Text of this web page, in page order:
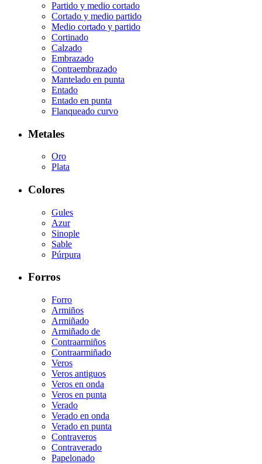
Partido y medio cortado
Cortado y medio partido
Medio cortado y partido
Cortinado
Calzado
Embrazado
Contraembrazado
Mantelado en punta
Entado
Entado en punta
Flanqueado curvo
Metales
Oro
Plata
Colores
Gules
Azur
Sinople
Sable
Púrpura
Forros
Forro
Armiños
Armiñado
Armiñado de
Contraarmiños
Contraarmiñado
Veros
Veros antiguos
Veros en onda
Veros en punta
Verado
Verado en onda
Verado en punta
Contraveros
Contraverado
Papelonado